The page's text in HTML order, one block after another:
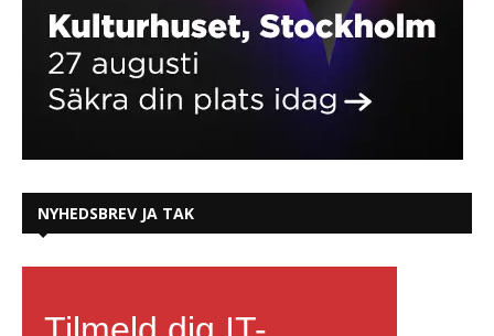
NYHEDSBREV JA TAK